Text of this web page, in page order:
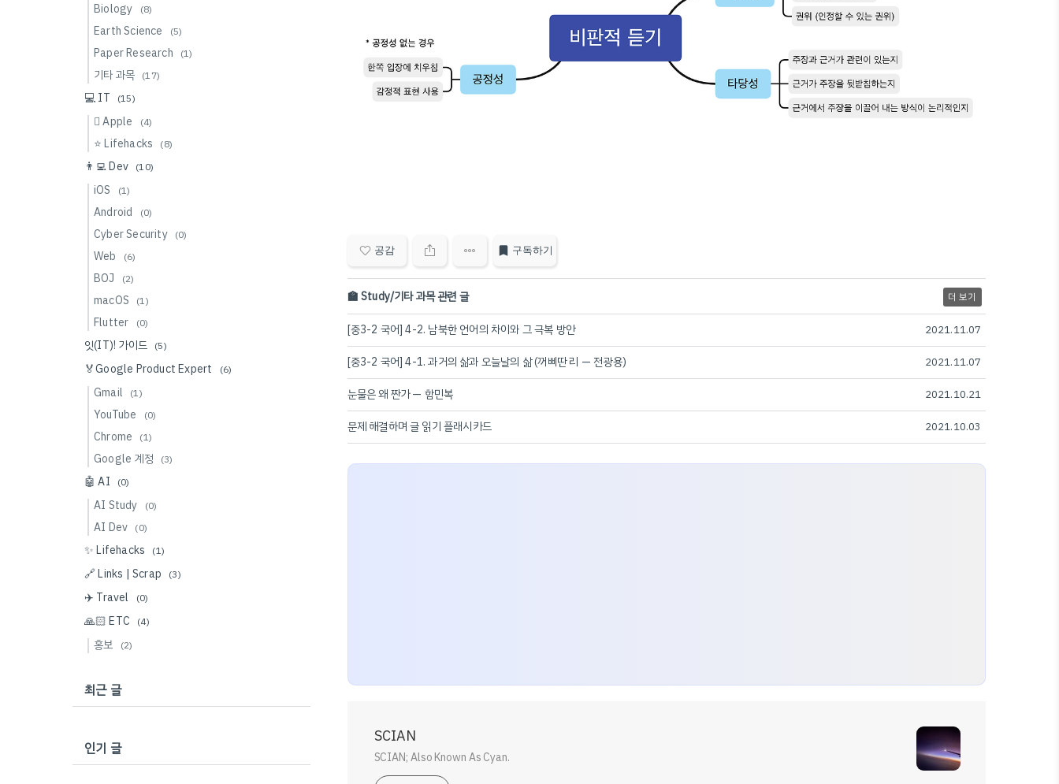
공감 구독하기
🏫 Study/기타 과목 관련 글 더 보기
[중3-2 국어] 4-2. 남북한 언어의 차이와 그 극복 방안 2021.11.07
[중3-2 국어] 4-1. 과거의 삶과 오늘날의 삶 (꺼삐딴 리 — 전광용) 2021.11.07
눈물은 왜 짠가 — 함민복 2021.10.21
문제 해결하며 글 읽기 플래시카드 2021.10.03
SCIAN
SCIAN; Also Known As Cyan.
Biology (8)
Earth Science (5)
Paper Research (1)
기타 과목 (17)
💻 IT (15)
 Apple (4)
⭐️ Lifehacks (8)
👨‍💻 Dev (10)
iOS (1)
Android (0)
Cyber Security (0)
Web (6)
BOJ (2)
macOS (1)
Flutter (0)
잇(IT)! 가이드 (5)
🏅Google Product Expert (6)
Gmail (1)
YouTube (0)
Chrome (1)
Google 계정 (3)
🤖 AI (0)
AI Study (0)
AI Dev (0)
✨ Lifehacks (1)
🔗 Links | Scrap (3)
✈️ Travel (0)
🙏🏻 ETC (4)
홍보 (2)
최근 글
인기 글